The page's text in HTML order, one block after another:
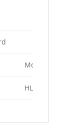
Modelo
HLBASE